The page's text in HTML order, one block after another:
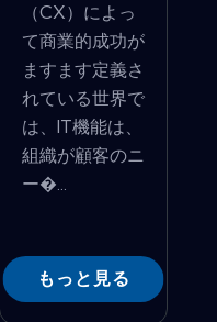
（CX）によっ
て商業的成功が
ますます定義さ
れている世界で
は、IT機能は、
組織が顧客のニ
ー�...
もっと見る